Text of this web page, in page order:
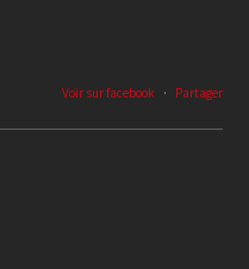
Voir sur facebook · Partager